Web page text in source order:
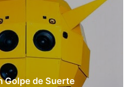
Golpe de Suerte